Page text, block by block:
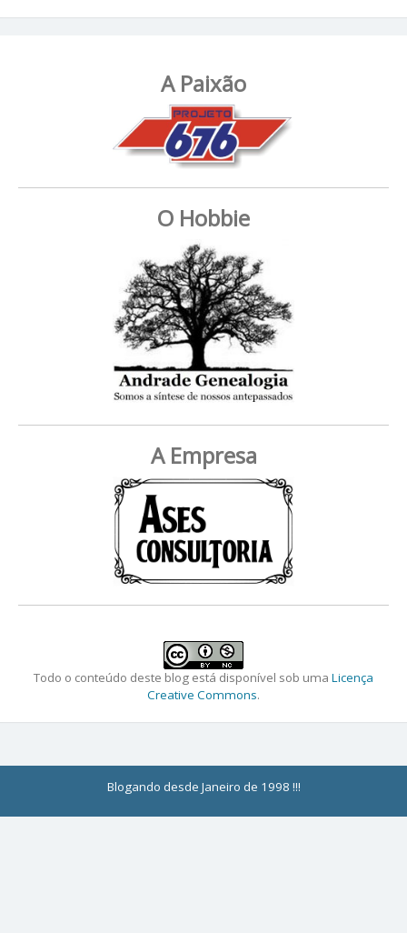
A Paixão
O Hobbie
A Empresa
Todo o conteúdo deste blog está disponível sob uma Licença
Creative Commons.
Blogando desde Janeiro de 1998 !!!